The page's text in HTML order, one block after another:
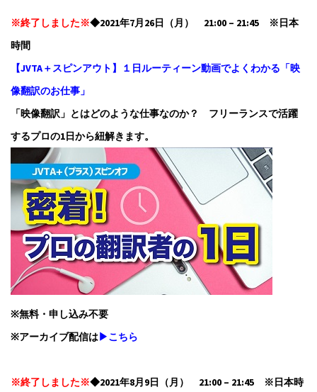
※終了しました※◆2021年7月26日（月） 21:00 – 21:45 ※日本
時間
【JVTA＋スピンアウト】１日ルーティーン動画でよくわかる「映
像翻訳のお仕事」
「映像翻訳」とはどのような仕事なのか？ フリーランスで活躍
するプロの1日から紐解きます。
※無料・申し込み不要
※アーカイブ配信は▶こちら
※終了しました※◆2021年8月9日（月） 21:00 – 21:45 ※日本時